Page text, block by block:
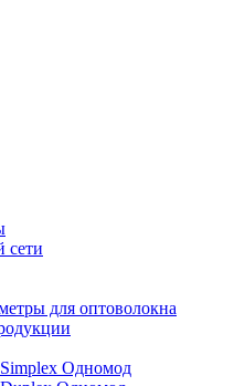
сети
для оптоволокна
Одномод